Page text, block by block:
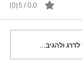
מייפל
- זיוה
0.0 / 5 ‏(0)
ולהגיב...